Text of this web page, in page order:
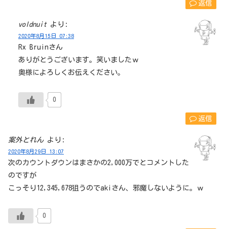
返信
voldnuit より:
2020年8月15日 07:38
Rx Bruinさん
ありがとうございます。笑いましたｗ
奥様によろしくお伝えください。
0
返信
案外とれん より:
2020年8月29日 13:07
次のカウントダウンはまさかの2,000万でとコメントした
のですが
こっそり12,345,678狙うのでakiさん、邪魔しないように。ｗ
0